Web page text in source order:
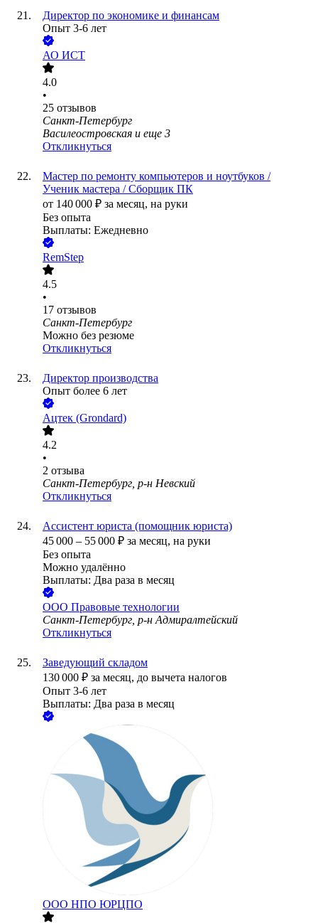
Директор по экономике и финансам
Опыт 3-6 лет
АО ИСТ
4.0
•
25 отзывов
Санкт-Петербург
Василеостровская и еще 3
Откликнуться
Мастер по ремонту компьютеров и ноутбуков /
Ученик мастера / Сборщик ПК
от 140 000 ₽ за месяц, на руки
Без опыта
Выплаты: Ежедневно
RemStep
4.5
•
17 отзывов
Санкт-Петербург
Можно без резюме
Откликнуться
Директор производства
Опыт более 6 лет
Ацтек (Grondard)
4.2
•
2 отзыва
Санкт-Петербург, р-н Невский
Откликнуться
Ассистент юриста (помощник юриста)
45 000 – 55 000 ₽ за месяц, на руки
Без опыта
Можно удалённо
Выплаты: Два раза в месяц
ООО Правовые технологии
Санкт-Петербург, р-н Адмиралтейский
Откликнуться
Заведующий складом
130 000 ₽ за месяц, до вычета налогов
Опыт 3-6 лет
Выплаты: Два раза в месяц
ООО НПО ЮРЦПО